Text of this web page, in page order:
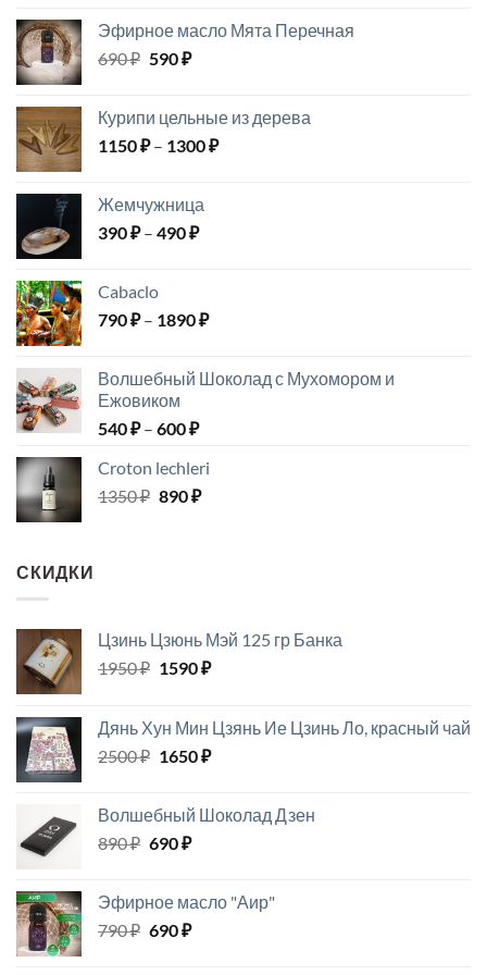
Эфирное масло Мята Перечная
690₽ Первоначальная
690 ₽.
590₽Текущая
Курипи цельные из дерева
1150₽ – 1300₽Диапазон
Жемчужница
390₽ – 490₽Диапазон
490 ₽
Cabaclo
790₽ – 1890₽Диапазон
–
Волшебный Шоколад с Мухомором и
Ежовиком
540₽ – 600₽Диапазон
540 ₽
–
Croton lechleri
1350₽ Первоначальная
890₽Текущая
СКИДКИ
Цзинь Цзюнь Мэй 125 гр Банка
1950₽ Первоначальная
1950 ₽.
1590₽Текущая
Дянь Хун Мин Цзянь Ие Цзинь Ло, красный чай
2500₽ Первоначальная
2500 ₽.
1650₽Текущая
Волшебный Шоколад Дзен
890₽ Первоначальная
890 ₽.
690₽Текущая
Эфирное масло "Аир"
790₽ Первоначальная
690₽Текущая